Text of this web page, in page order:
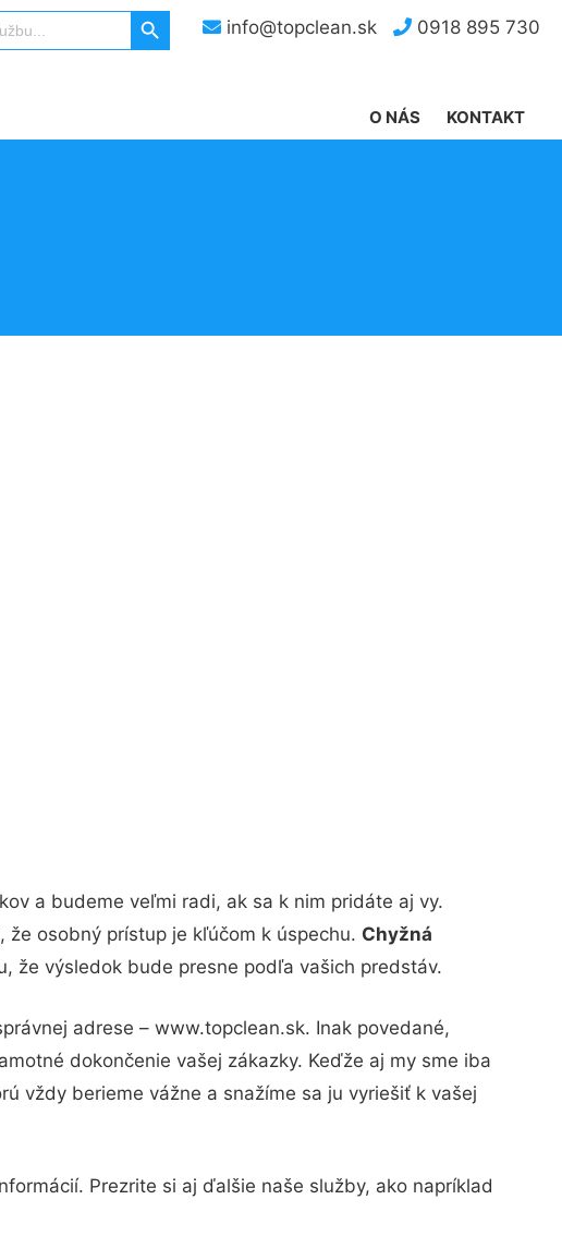
info@topclean.sk 0918 895 730
Search Button
KONTAKT
O NÁS
a budeme veľmi radi, ak sa k nim pridáte aj vy.
osobný prístup je kľúčom k úspechu. Chyžná
že výsledok bude presne podľa vašich predstáv.
adrese – www.topclean.sk. Inak povedané,
dokončenie vašej zákazky. Keďže aj my sme iba
vždy berieme vážne a snažíme sa ju vyriešiť k vašej
Prezrite si aj ďalšie naše služby, ako napríklad